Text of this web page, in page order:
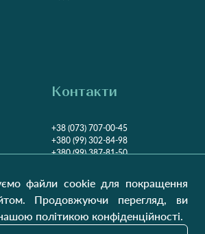
Контакти
+38 (073) 707-00-45
+380 (99) 302-84-98
+380 (99) 387-81-50
Пн-Пт9:00 - 16:00
НДВихідний
файли cookie для покращення
Продовжуючи перегляд, ви
політикою конфіденційності.